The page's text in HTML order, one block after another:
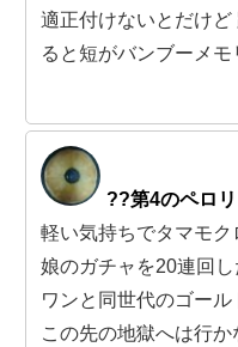
適正付けないとだけ
ると短がバンブーメ
??第4のペロ
軽い気持ちでタマモ
娘のガチャを20連回
ワンと同世代のゴー
この先の地獄へは行か